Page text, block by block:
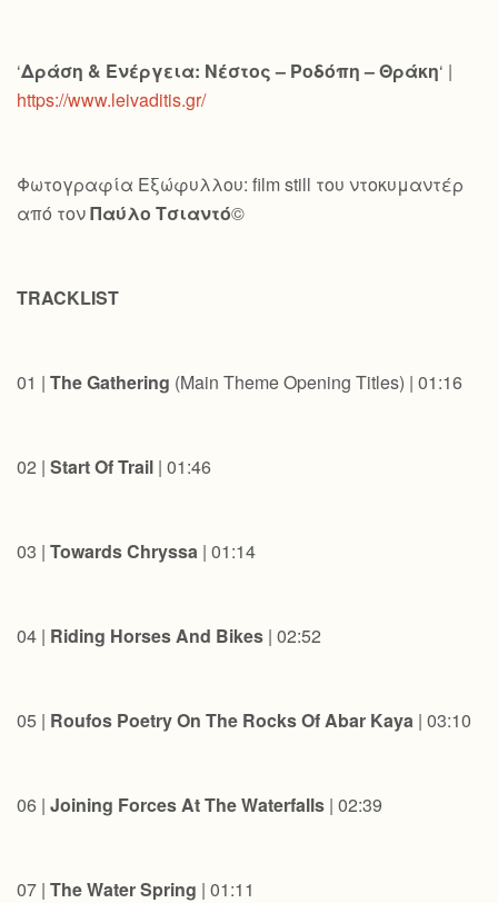
‘Δράση & Ενέργεια: Νέστος – Ροδόπη – Θράκη‘ |
https://www.leivaditis.gr/
Φωτογραφία Εξώφυλλου: film still του ντοκυμαντέρ
από τονΠαύλο Τσιαντό©
TRACKLIST
01 | The Gathering (Main Theme Opening Titles) | 01:16
02 | Start Of Trail | 01:46
03 | Towards Chryssa | 01:14
04 | Riding Horses And Bikes | 02:52
05 | Roufos Poetry On The Rocks Of Abar Kaya | 03:10
06 | Joining Forces At The Waterfalls | 02:39
07 | The Water Spring | 01:11